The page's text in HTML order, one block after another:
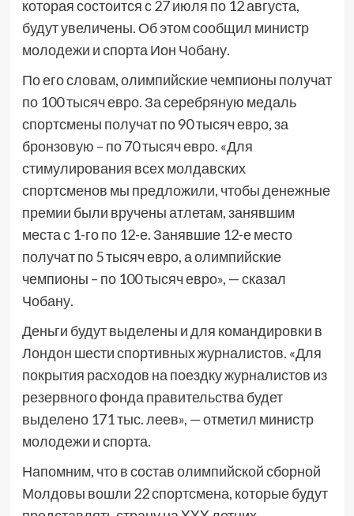
которая состоится с 27 июля по 12 августа,
будут увеличены. Об этом сообщил министр
молодежи и спорта Ион Чобану.
По его словам, олимпийские чемпионы получат
по 100 тысяч евро. За серебряную медаль
спортсмены получат по 90 тысяч евро, за
бронзовую – по 70 тысяч евро. «Для
стимулирования всех молдавских
спортсменов мы предложили, чтобы денежные
премии были вручены атлетам, занявшим
места с 1-го по 12-е. Занявшие 12-е место
получат по 5 тысяч евро, а олимпийские
чемпионы – по 100 тысяч евро», — сказал
Чобану.
Деньги будут выделены и для командировки в
Лондон шести спортивных журналистов. «Для
покрытия расходов на поездку журналистов из
резервного фонда правительства будет
выделено 171 тыс. леев», — отметил министр
молодежи и спорта.
Напомним, что в состав олимпийской сборной
Молдовы вошли 22 спортсмена, которые будут